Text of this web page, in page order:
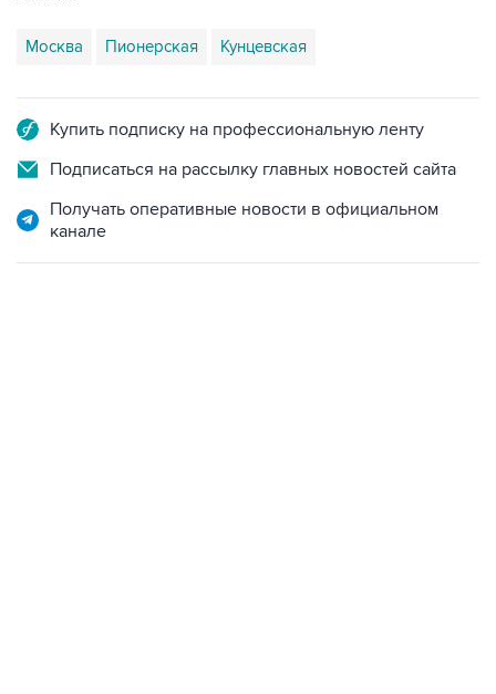
Москва Пионерская Кунцевская
Купить подписку на профессиональную ленту
Подписаться на рассылку главных новостей сайта
Получать оперативные новости в официальном
канале